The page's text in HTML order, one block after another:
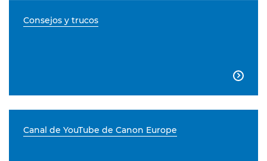
Consejos y trucos

Canal de YouTube de Canon Europe